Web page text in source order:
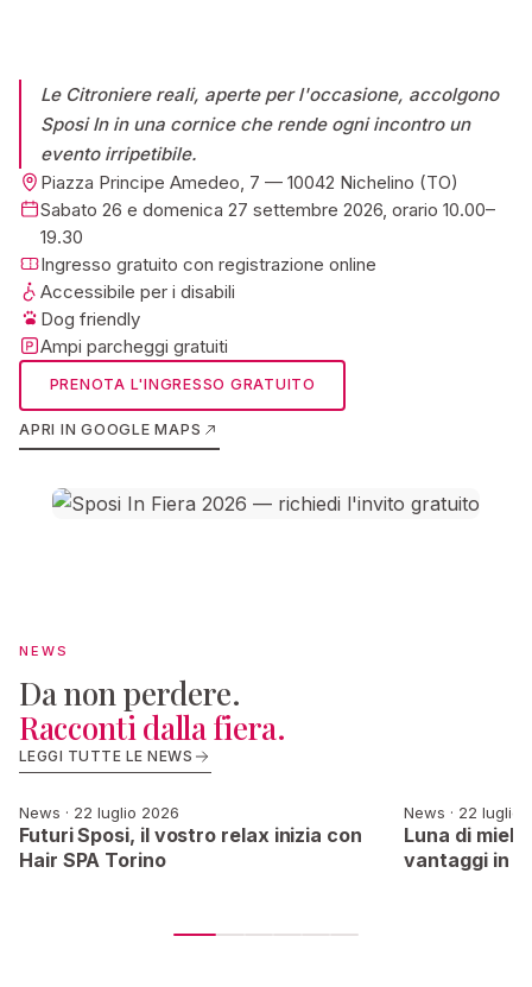
Le Citroniere reali, aperte per l'occasione, accolgono
Sposi In in una cornice che rende ogni incontro un
evento irripetibile.
Piazza Principe Amedeo, 7 — 10042 Nichelino (TO)
Sabato 26 e domenica 27 settembre 2026, orario 10.00–
19.30
Ingresso gratuito con registrazione online
Accessibile per i disabili
Dog friendly
Ampi parcheggi gratuiti
PRENOTA L'INGRESSO GRATUITO
APRI IN GOOGLE MAPS
NEWS
Da non perdere.
Racconti dalla fiera.
LEGGI TUTTE LE NEWS
News · 22 luglio 2026
Futuri Sposi, il vostro relax inizia con
Hair SPA Torino
News · 22 luglio
Luna di
vantaggi in